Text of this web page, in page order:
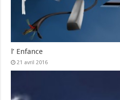
l’ Enfance
21 avril 2016